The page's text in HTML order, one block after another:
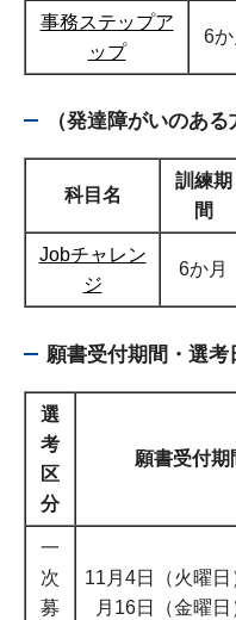
事務ステップア
ップ
6か
（発達障がいのある
科目名
訓練期
間
Jobチャレン
ジ
6か月
願書受付期間・選考
選
考
区
分
願書受付期
一
次
募
11月4日（火曜日
月16日（金曜